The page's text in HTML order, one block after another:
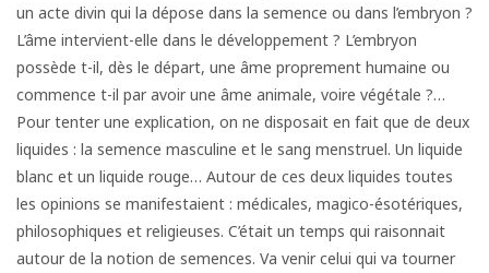
un acte divin qui la dépose dans la semence ou dans l’embryon ?
L’âme intervient-elle dans le développement ? L’embryon
possède t-il, dès le départ, une âme proprement humaine ou
commence t-il par avoir une âme animale, voire végétale ?…
Pour tenter une explication, on ne disposait en fait que de deux
liquides : la semence masculine et le sang menstruel. Un liquide
blanc et un liquide rouge… Autour de ces deux liquides toutes
les opinions se manifestaient : médicales, magico-ésotériques,
philosophiques et religieuses. C’était un temps qui raisonnait
autour de la notion de semences. Va venir celui qui va tourner